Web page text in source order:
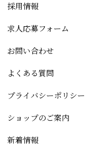
採用情報
求人応募フォーム
お問い合わせ
よくある質問
プライバシーポリシー
ショップのご案内
新着情報